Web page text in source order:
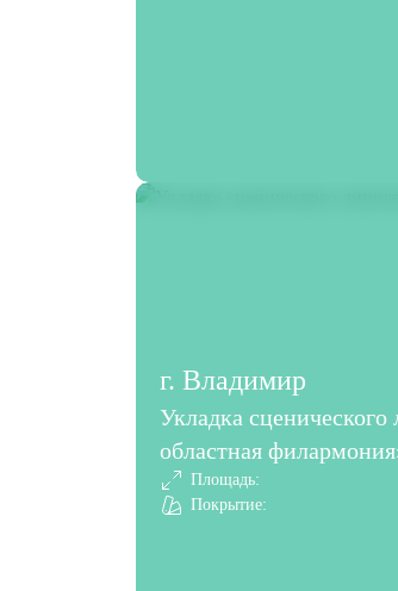
г. Владимир
Укладка
областная
Площадь:
Покрытие: